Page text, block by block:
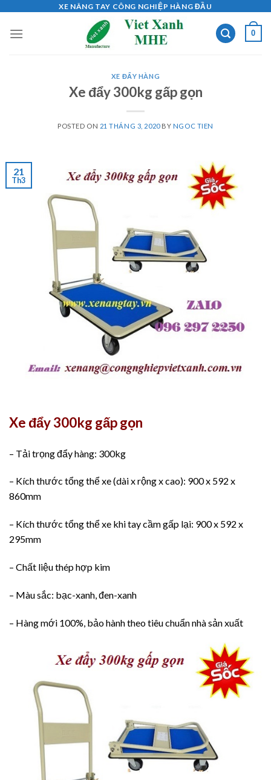
content
XE NÂNG TAY CÔNG NGHIỆP HÀNG ĐẦU
0
XE ĐẨY HÀNG
Xe đẩy 300kg gấp gọn
POSTED ON 21 THÁNG 3, 2020BY NGOC TIEN
21
Th3
Xe đẩy 300kg gấp gọn
– Tải trọng đẩy hàng: 300kg
– Kích thước tổng thể xe (dài x rộng x cao): 900 x 592 x
860mm
– Kích thước tổng thể xe khi tay cầm gấp lại: 900 x 592 x
295mm
– Chất liệu thép hợp kim
– Màu sắc: bạc-xanh, đen-xanh
– Hàng mới 100%, bảo hành theo tiêu chuẩn nhà sản xuất